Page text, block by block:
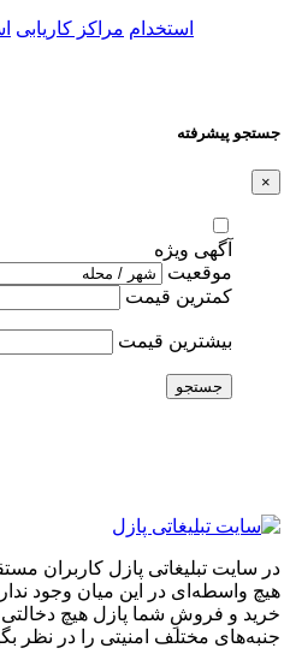
استخدام مراکز کاریابی
جستجو پیشرفته
×
آگهی ویژه
موقعیت
کمترین قیمت
بیشترین قیمت
جستجو
در سایت تبلیغاتی پازل کاربران
هیچ واسطه‌ای در این میان وجود
خرید و فروشِ شما پازل هیچ دخالتی
جنبه‌های مختلف امنیتی را در نظر